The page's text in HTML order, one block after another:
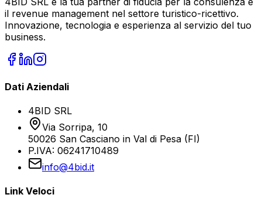
il revenue management nel settore turistico-ricettivo.
Innovazione, tecnologia e esperienza al servizio del tuo
business.
Dati Aziendali
4BID SRL
Via Sorripa, 10
50026 San Casciano in Val di Pesa (FI)
P.IVA: 06241710489
info@4bid.it
Link Veloci